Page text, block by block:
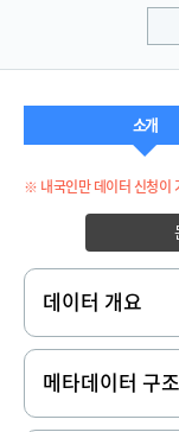
소개
※ 내국인만 데이터 신청이
데이터 개요
메타데이터 구